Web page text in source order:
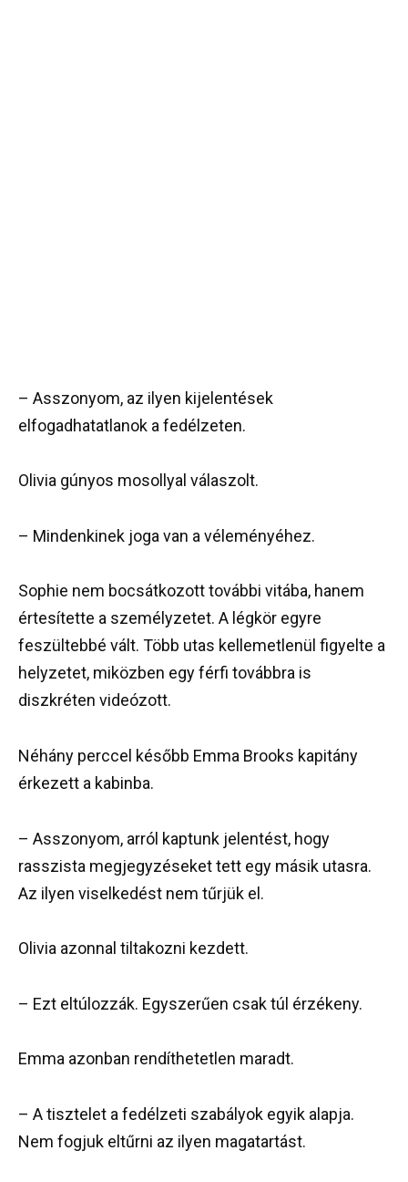
– Asszonyom, az ilyen kijelentések
elfogadhatatlanok a fedélzeten.
Olivia gúnyos mosollyal válaszolt.
– Mindenkinek joga van a véleményéhez.
Sophie nem bocsátkozott további vitába, hanem
értesítette a személyzetet. A légkör egyre
feszültebbé vált. Több utas kellemetlenül figyelte a
helyzetet, miközben egy férfi továbbra is
diszkréten videózott.
Néhány perccel később Emma Brooks kapitány
érkezett a kabinba.
– Asszonyom, arról kaptunk jelentést, hogy
rasszista megjegyzéseket tett egy másik utasra.
Az ilyen viselkedést nem tűrjük el.
Olivia azonnal tiltakozni kezdett.
– Ezt eltúlozzák. Egyszerűen csak túl érzékeny.
Emma azonban rendíthetetlen maradt.
– A tisztelet a fedélzeti szabályok egyik alapja.
Nem fogjuk eltűrni az ilyen magatartást.